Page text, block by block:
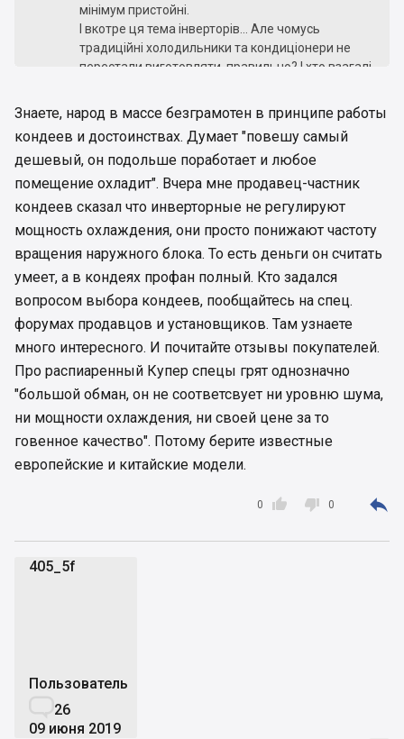
мінімум пристойні.
І вкотре ця тема інверторів... Але чомусь
традиційні холодильники та кондиціонери не
перестали виготовляти, правильно? І хто взагалі
включати кондиціонер тоді, коли спекотно у
приміщенні, а решту часу він буде просто висіти
- який сенс витрачатися на значно дорожчий
інверторний? Про опалення мовчу,
кондиціонером обігріватися - не для нашого
обігріві зовсім неекономну "копійку".
Ну і стосовно Cooper&Hunter. Дивно, але
збирають їх на тих самих заводах Gree та Midea,
і, відповідно, зовнішні блоки у них - такі самі, як і
в інших кондиціонерах. Інша справа, що у нас
вони трапляються в рази частіше за інших
виробників... А люди купують не лише за
порадою консультантів... То чого ж їх так
активно купують?
Знаете, народ в массе безграмотен в принципе работы
кондеев и достоинствах. Думает "повешу самый
дешевый, он подольше поработает и любое
помещение охладит". Вчера мне продавец-частник
кондеев сказал что инверторные не регулируют
мощность охлаждения, они просто понижают частоту
вращения наружного блока. То есть деньги он считать
умеет, а в кондеях профан полный. Кто задался
вопросом выбора кондеев, пообщайтесь на спец.
форумах продавцов и установщиков. Там узнаете
много интересного. И почитайте отзывы покупателей.
Про распиаренный Купер спецы грят однозначно
"большой обман, он не соответсвует ни уровню шума,
ни мощности охлаждения, ни своей цене за то
говенное качество". Потому берите известные
европейские и китайские модели.

0  0 
405_5f
Пользователь
26
09 июня 2019